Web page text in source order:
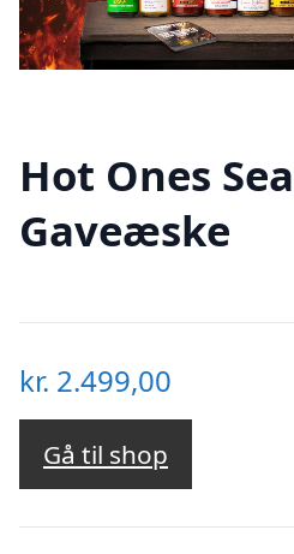
Hot Ones
Gaveæske
kr. 2.499,00
Gå til shop